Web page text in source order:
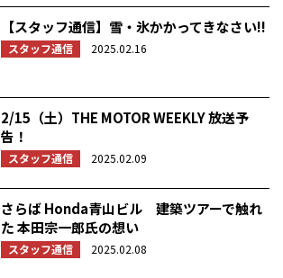
【スタッフ通信】雪・氷かかってきなさい!!
スタッフ通信 2025.02.16
2/15（土）THE MOTOR WEEKLY 放送予
告！
スタッフ通信 2025.02.09
さらば Honda青山ビル 建築ツアーで触れ
た 本田宗一郎氏の想い
スタッフ通信 2025.02.08